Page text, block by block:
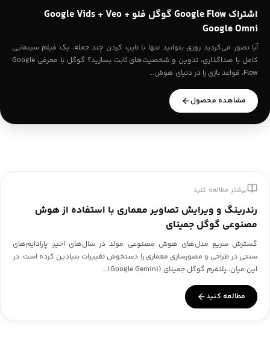
اشتراک Google Flow گوگل فلو Google Vids + Veo +
Google Omni
آیا تصور می‌کردید روزی بتوانید تنها با تایپ کردن چند جمله، یک فیلم سینمایی
کامل با صداگذاری، تدوین و شخصیت‌های ثابت بسازید؟ گوگل با معرفی Google
Flow، قواعد بازی را در دنیای هوش…
مشاهده محصول
بیشتر مطالعه کنید
رندرینگ و ویرایش تصاویر معماری با استفاده از هوش
مصنوعی گوگل جمینای
گسترش سریع مدل‌های هوش مصنوعی مولد در سال‌های اخیر، پارادایم‌های
سنتی در طراحی و مصورسازی معماری را دستخوش تغییرات بنیادین کرده است. در
این میان، پلتفرم گوگل جمینای (Google Gemini)…
مطالعه کنید